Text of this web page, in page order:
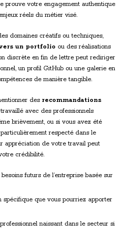
prouve votre engagement authentique
réels du métier visé.
domaines créatifs ou techniques,
un portfolio ou des réalisations
discrète en fin de lettre peut rediriger
un profil GitHub ou une galerie en
de manière tangible.
des recommandations
avec des professionnels
brièvement, ou si vous avez été
respecté dans le
appréciation de votre travail peut
crédibilité.
futurs de l’entreprise basée sur
spécifique que vous pourriez apporter
naissant dans le secteur si